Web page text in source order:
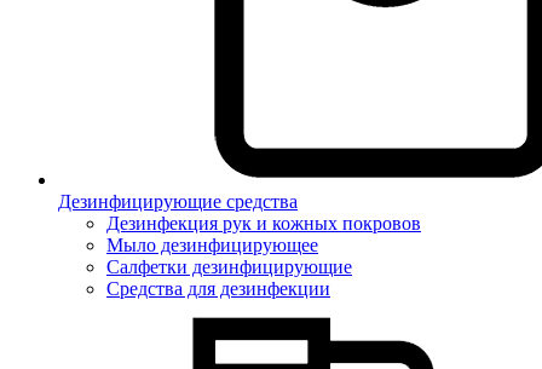
Дезинфицирующие средства
Дезинфекция рук и кожных покровов
Мыло дезинфицирующее
Салфетки дезинфицирующие
Средства для дезинфекции